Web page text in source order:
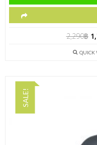
2,290฿
QUICK
SALE!